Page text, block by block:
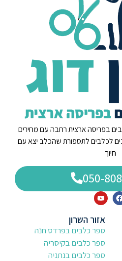
בפריסה ארצית רחבה עם מחירים
לכלבים לתספורת שהכלב יצא עם
חיוך
050-
אזור השרון
ספר כלבים בפרדס חנה
ספר כלבים בקיסריה
ספר כלבים בנתניה